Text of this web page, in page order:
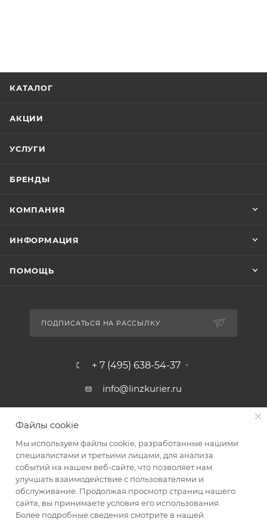
КАТАЛОГ
АКЦИИ
УСЛУГИ
БРЕНДЫ
КОМПАНИЯ
ИНФОРМАЦИЯ
ПОМОЩЬ
ПОДПИСАТЬСЯ НА РАССЫЛКУ
+ 7 (495) 638-54-37
info@linzkurier.ru
Файлы cookie
Мы используем файлы cookie, разработанные нашими
специалистами и третьими лицами, для анализа
событий на нашем веб-сайте, что позволяет нам
улучшать взаимодействие с пользователями и
обслуживание. Продолжая просмотр страниц нашего
сайта, вы принимаете условия его использования.
Более подробные сведения смотрите в нашей